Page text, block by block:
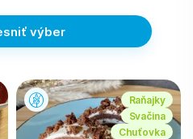
výber
Raňajky
Svačina
Chuťovka